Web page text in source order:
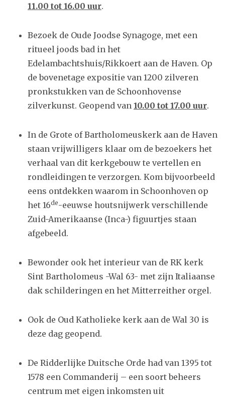
11.00 tot 16.00 uur.
Bezoek de Oude Joodse Synagoge, met een
ritueel joods bad in het
Edelambachtshuis/Rikkoert aan de Haven. Op
de bovenetage expositie van 1200 zilveren
pronkstukken van de Schoonhovense
zilverkunst. Geopend van 10.00 tot 17.00 uur.
In de Grote of Bartholomeuskerk aan de Haven
staan vrijwilligers klaar om de bezoekers het
verhaal van dit kerkgebouw te vertellen en
rondleidingen te verzorgen. Kom bijvoorbeeld
eens ontdekken waarom in Schoonhoven op
het 16de-eeuwse houtsnijwerk verschillende
Zuid-Amerikaanse (Inca-) figuurtjes staan
afgebeeld.
Bewonder ook het interieur van de RK kerk
Sint Bartholomeus -Wal 63- met zijn Italiaanse
dak schilderingen en het Mitterreither orgel.
Ook de Oud Katholieke kerk aan de Wal 30 is
deze dag geopend.
De Ridderlijke Duitsche Orde had van 1395 tot
1578 een Commanderij – een soort beheers
centrum met eigen inkomsten uit